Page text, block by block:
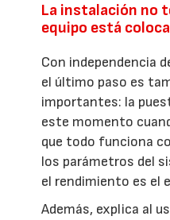
La instalación no
equipo está
Con independencia
el último paso es
importantes: la
este momento
que todo funciona
los parámetros del
el rendimiento es el
Además, explica al